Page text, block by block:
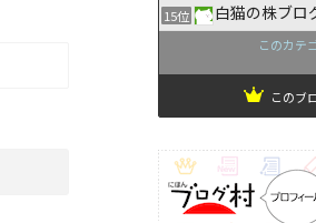
15位 白猫の株ブロ
このカテ
このブ